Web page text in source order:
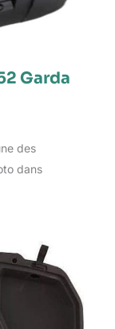
Garda
des
dans